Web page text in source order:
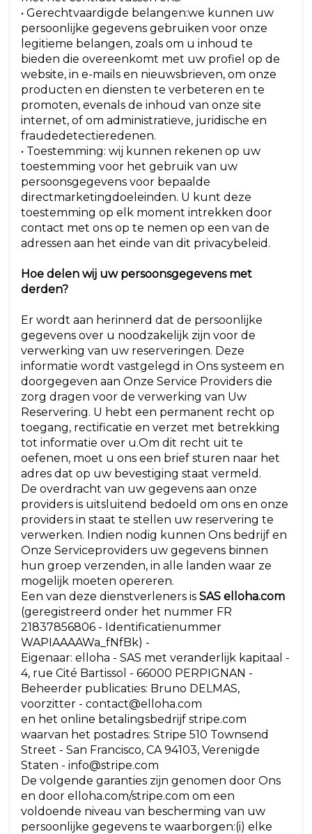
• Gerechtvaardigde belangen:we kunnen uw
persoonlijke gegevens gebruiken voor onze
legitieme belangen, zoals om u inhoud te
bieden die overeenkomt met uw profiel op de
website, in e-mails en nieuwsbrieven, om onze
producten en diensten te verbeteren en te
promoten, evenals de inhoud van onze site
internet, of om administratieve, juridische en
fraudedetectieredenen.
• Toestemming: wij kunnen rekenen op uw
toestemming voor het gebruik van uw
persoonsgegevens voor bepaalde
directmarketingdoeleinden. U kunt deze
toestemming op elk moment intrekken door
contact met ons op te nemen op een van de
adressen aan het einde van dit privacybeleid.
Hoe delen wij uw persoonsgegevens met
derden?
Er wordt aan herinnerd dat de persoonlijke
gegevens over u noodzakelijk zijn voor de
verwerking van uw reserveringen. Deze
informatie wordt vastgelegd in Ons systeem en
doorgegeven aan Onze Service Providers die
zorg dragen voor de verwerking van Uw
Reservering. U hebt een permanent recht op
toegang, rectificatie en verzet met betrekking
tot informatie over u.Om dit recht uit te
oefenen, moet u ons een brief sturen naar het
adres dat op uw bevestiging staat vermeld.
De overdracht van uw gegevens aan onze
providers is uitsluitend bedoeld om ons en onze
providers in staat te stellen uw reservering te
verwerken. Indien nodig kunnen Ons bedrijf en
Onze Serviceproviders uw gegevens binnen
hun groep verzenden, in alle landen waar ze
mogelijk moeten opereren.
Een van deze dienstverleners is SAS elloha.com
(geregistreerd onder het nummer FR
21837856806 - Identificatienummer
WAPIAAAAWa_fNfBk) -
Eigenaar: elloha - SAS met veranderlijk kapitaal -
4, rue Cité Bartissol - 66000 PERPIGNAN -
Beheerder publicaties: Bruno DELMAS,
voorzitter - contact@elloha.com
en het online betalingsbedrijf stripe.com
waarvan het postadres: Stripe 510 Townsend
Street - San Francisco, CA 94103, Verenigde
Staten - info@stripe.com
De volgende garanties zijn genomen door Ons
en door elloha.com/stripe.com om een
voldoende niveau van bescherming van uw
persoonlijke gegevens te waarborgen:(i) elke